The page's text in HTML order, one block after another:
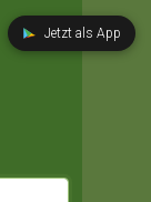
Jetzt als App